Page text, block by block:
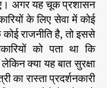
अगर यह चूक प्रशासन
के लिए सेवा में कोई
राजनीति है, तो इससे
को पता था कि
क्या यह बात सुरक्षा
का रास्ता प्रदर्शनकारी